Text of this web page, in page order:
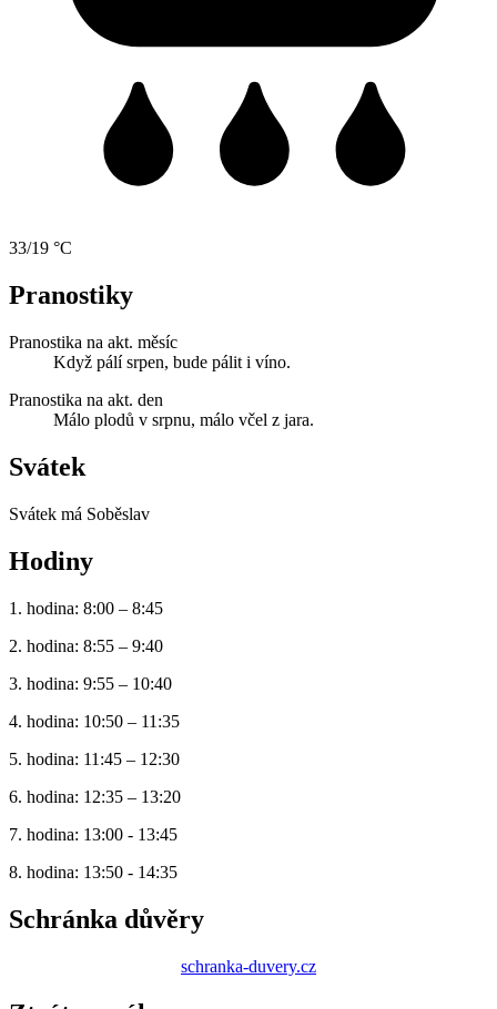
33/19 °C
Pranostiky
Pranostika na akt. měsíc
Když pálí srpen, bude pálit i víno.
Pranostika na akt. den
Málo plodů v srpnu, málo včel z jara.
Svátek
Svátek má Soběslav
Hodiny
1. hodina: 8:00 – 8:45
2. hodina: 8:55 – 9:40
3. hodina: 9:55 – 10:40
4. hodina: 10:50 – 11:35
5. hodina: 11:45 – 12:30
6. hodina: 12:35 – 13:20
7. hodina: 13:00 - 13:45
8. hodina: 13:50 - 14:35
Schránka důvěry
schranka-duvery.cz